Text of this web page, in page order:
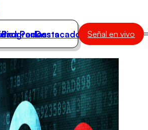
Programas
Podcasts
Destacados Señal en vivo